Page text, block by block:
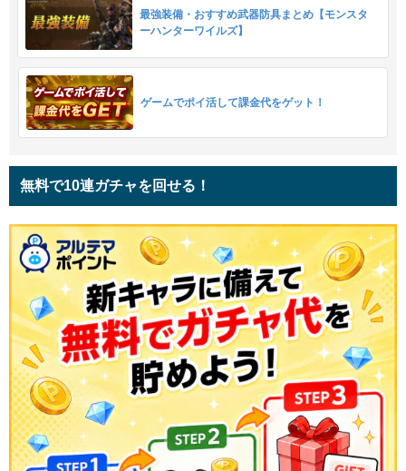
最強装備・おすすめ武器防具まとめ【モンスタ
ーハンターワイルズ】
ゲームでポイ活して課金代をゲット！
無料で10連ガチャを回せる！